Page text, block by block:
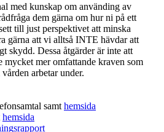
med kunskap om använding av
dem gärna om hur ni på ett
till just perspektivet att minska
gärna att vi alltså INTE hävdar att
skydd. Dessa åtgärder är inte att
mer omfattande kraven som
arbetar under.
samt hemsida
hemsida